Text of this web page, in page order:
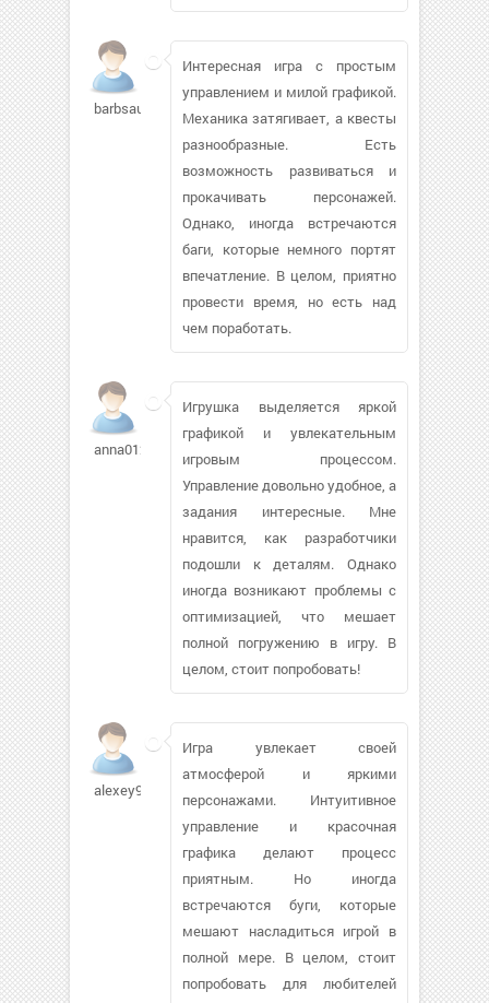
barbsau
Интересная игра с простым
управлением и милой графикой.
Механика затягивает, а квесты
разнообразные. Есть
возможность развиваться и
прокачивать персонажей.
Однако, иногда встречаются
баги, которые немного портят
впечатление. В целом, приятно
провести время, но есть над
чем поработать.
anna0123
Игрушка выделяется яркой
графикой и увлекательным
игровым процессом.
Управление довольно удобное, а
задания интересные. Мне
нравится, как разработчики
подошли к деталям. Однако
иногда возникают проблемы с
оптимизацией, что мешает
полной погружению в игру. В
целом, стоит попробовать!
alexey929241
Игра увлекает своей
атмосферой и яркими
персонажами. Интуитивное
управление и красочная
графика делают процесс
приятным. Но иногда
встречаются буги, которые
мешают насладиться игрой в
полной мере. В целом, стоит
попробовать для любителей